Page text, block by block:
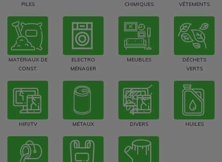
PILES
CHIMIQUES
VÊTEMENTS
MATÉRIAUX DE
CONST.
ELECTRO
MÉNAGER
MEUBLES
DÉCHETS
VERTS
HIFI/TV MÉTAUX DIVERS HUILES